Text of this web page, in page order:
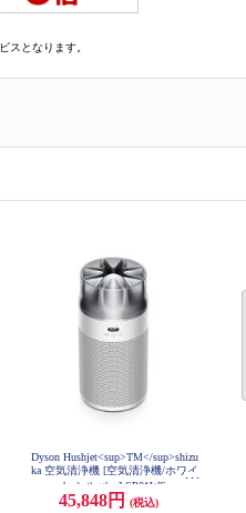
スとなります。
Dyson Hushjet<sup>TM</sup>shizu
ka 空気清浄機 [空気清浄機/ホワイ
ト シルバー] SP01WS
45,848円
(税込)